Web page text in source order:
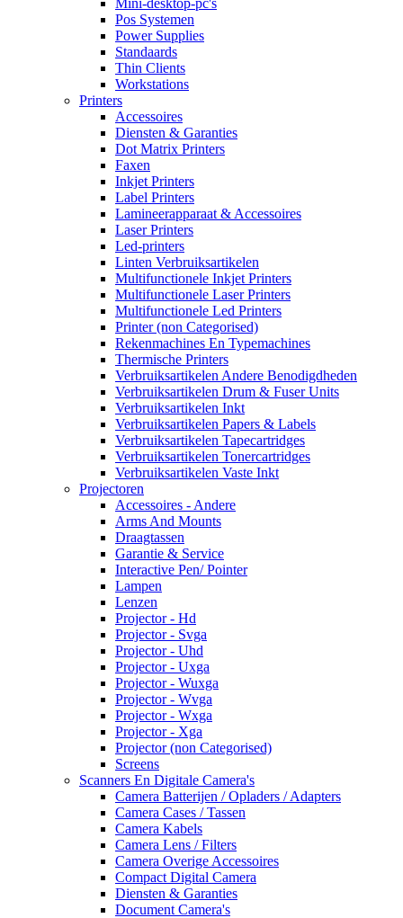
Pos Systemen
Power Supplies
Standaards
Thin Clients
Workstations
Printers
Accessoires
Diensten & Garanties
Dot Matrix Printers
Faxen
Inkjet Printers
Label Printers
Lamineerapparaat & Accessoires
Laser Printers
Led-printers
Linten Verbruiksartikelen
Multifunctionele Inkjet Printers
Multifunctionele Laser Printers
Multifunctionele Led Printers
Printer (non Categorised)
Rekenmachines En Typemachines
Thermische Printers
Verbruiksartikelen Andere Benodigdheden
Verbruiksartikelen Drum & Fuser Units
Verbruiksartikelen Inkt
Verbruiksartikelen Papers & Labels
Verbruiksartikelen Tapecartridges
Verbruiksartikelen Tonercartridges
Verbruiksartikelen Vaste Inkt
Projectoren
Accessoires - Andere
Arms And Mounts
Draagtassen
Garantie & Service
Interactive Pen/ Pointer
Lampen
Lenzen
Projector - Hd
Projector - Svga
Projector - Uhd
Projector - Uxga
Projector - Wuxga
Projector - Wvga
Projector - Wxga
Projector - Xga
Projector (non Categorised)
Screens
Scanners En Digitale Camera's
Camera Batterijen / Opladers / Adapters
Camera Cases / Tassen
Camera Kabels
Camera Lens / Filters
Camera Overige Accessoires
Compact Digital Camera
Diensten & Garanties
Document Camera's